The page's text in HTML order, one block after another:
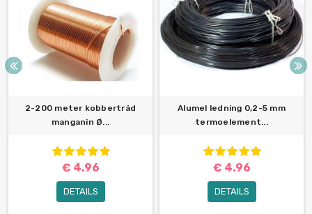
2-200 meter kobbertråd
manganin Ø...
€ 4.96
DETAILS
Alumel ledning 0,2-5 mm
termoelement...
€ 4.96
DETAILS